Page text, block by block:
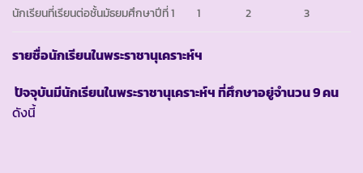
นักเรียนที่เรียนต่อชั้นมัธยมศึกษาปีที่ 1 1 2 3
รายชื่อนักเรียนในพระราชานุเคราะห์ฯ
ปัจจุบันมีนักเรียนในพระราชานุเคราะห์ฯ ที่ศึกษาอยู่จำนวน 9 คน
ดังนี้